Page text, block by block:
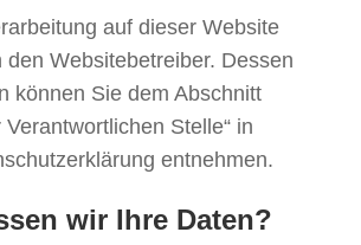
auf dieser Website
den Websitebetreiber. Dessen
können Sie dem Abschnitt
Verantwortlichen Stelle“ in
entnehmen.
wir Ihre Daten?